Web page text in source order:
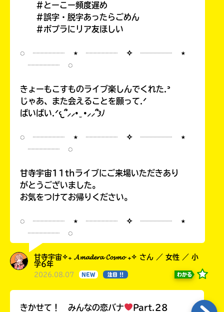
#とーこー頻度遅め
#誤字・脱字あったらごめん
#ポプラにリア友ほしい
◌ ┈┈┈┈ ⋆ ┈┈┈┈ ✧ ┈┈┈┈ ⋆
┈┈┈┈ ◌
きょーもこすものライブ楽しんでくれた.ᐣ
じゃあ、また会えることを願って.ᐟ
ばいばい.ᐟ𐔌՞⸝⸝• ̫ •⸝⸝՞𐦯ﾉ
◌ ┈┈┈┈ ⋆ ┈┈┈┈ ✧ ┈┈┈┈ ⋆
┈┈┈┈ ◌
甘寺宇宙11thライブにご来場いただきあり
がとうございました。
お気をつけてお帰りください。
◌ ┈┈┈┈ ⋆ ┈┈┈┈ ✧ ┈┈┈┈ ⋆
┈┈┈┈ ◌
甘寺宇宙✧₊ 𝓐𝓶𝓪𝓭𝓮𝓻𝓪 𝓒𝓸𝓼𝓶𝓸 ₊✧ さん ／ 女性 ／ 小
学6年
2026.08.07 NEW 注目 !! わかる
きかせて！ みんなの恋バナ Part.28